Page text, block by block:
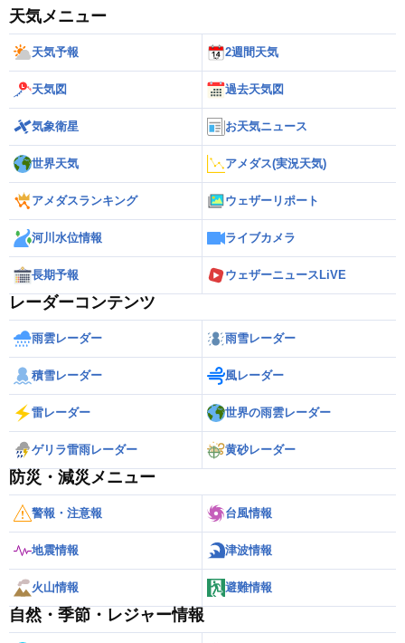
天気メニュー
天気予報 2週間天気
天気図 過去天気図
気象衛星 お天気ニュース
世界天気 アメダス(実況天気)
アメダスランキング ウェザーリポート
河川水位情報 ライブカメラ
長期予報 ウェザーニュースLiVE
レーダーコンテンツ
雨雲レーダー 雨雪レーダー
積雪レーダー 風レーダー
雷レーダー 世界の雨雲レーダー
ゲリラ雷雨レーダー 黄砂レーダー
防災・減災メニュー
警報・注意報 台風情報
地震情報 津波情報
火山情報 避難情報
自然・季節・レジャー情報